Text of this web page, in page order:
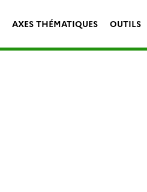
AXES THÉMATIQUES OUTILS